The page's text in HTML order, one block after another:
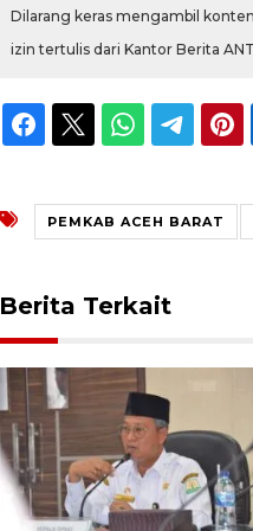
Dilarang keras mengambil
izin tertulis dari Kantor Berita
PEMKAB ACEH BARAT
Berita Terkait